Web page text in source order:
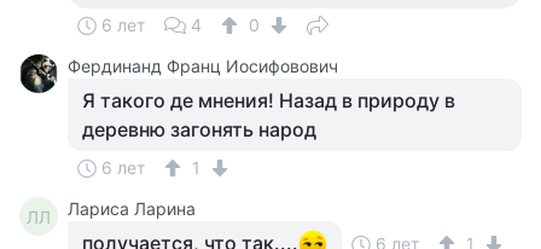
6 лет 4
0
Фердинанд Франц Иосифовович
Я такого де мнения! Назад в природу в
деревню загонять народ
6 лет 1
ЛЛ Лариса Ларина
получается, что так.... 6 лет 1